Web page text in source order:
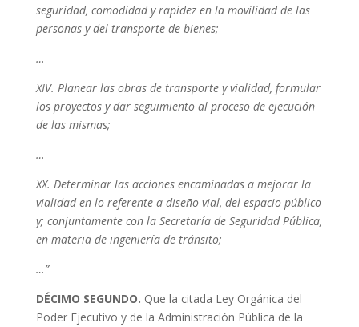
seguridad, comodidad y rapidez en la movilidad de las
personas y del transporte de bienes;
…
XIV. Planear las obras de transporte y vialidad, formular
los proyectos y dar seguimiento al proceso de ejecución
de las mismas;
…
XX. Determinar las acciones encaminadas a mejorar la
vialidad en lo referente a diseño vial, del espacio público
y; conjuntamente con la Secretaría de Seguridad Pública,
en materia de ingeniería de tránsito;
…”
DÉCIMO SEGUNDO. Que la citada Ley Orgánica del
Poder Ejecutivo y de la Administración Pública de la